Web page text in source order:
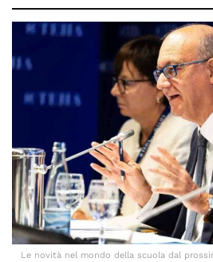
Le novità nel mondo della scuola dal